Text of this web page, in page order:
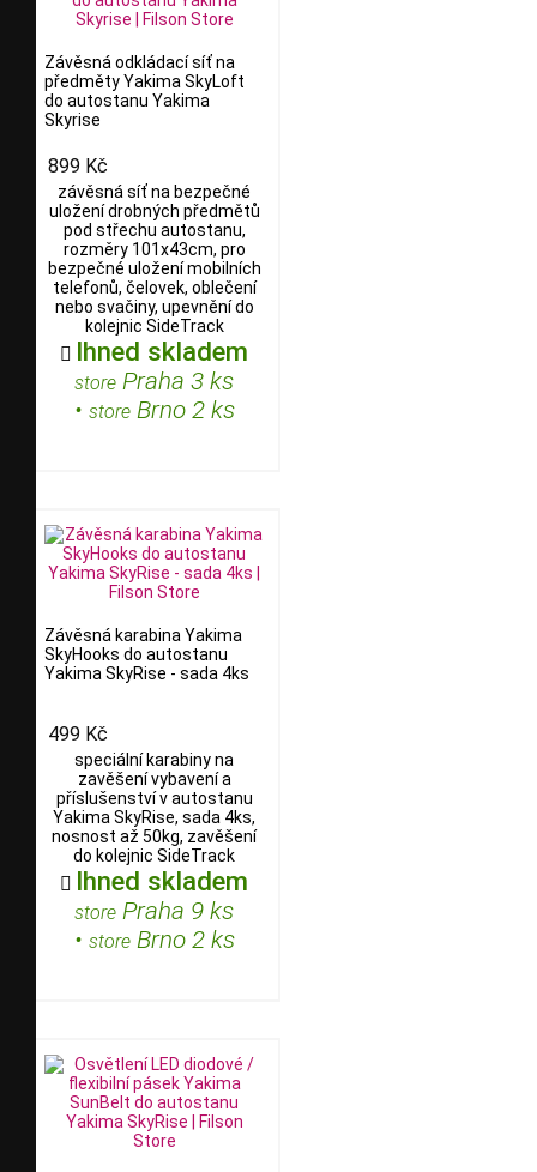
Závěsná odkládací síť na
předměty Yakima SkyLoft
do autostanu Yakima
Skyrise
899 Kč
závěsná síť na bezpečné
uložení drobných předmětů
pod střechu autostanu,
rozměry 101x43cm, pro
bezpečné uložení mobilních
telefonů, čelovek, oblečení
nebo svačiny, upevnění do
kolejnic SideTrack
 Ihned skladem
store Praha 3 ks
• storeBrno 2 ks
Závěsná karabina Yakima
SkyHooks do autostanu
Yakima SkyRise - sada 4ks
499 Kč
speciální karabiny na
zavěšení vybavení a
příslušenství v autostanu
Yakima SkyRise, sada 4ks,
nosnost až 50kg, zavěšení
do kolejnic SideTrack
 Ihned skladem
store Praha 9 ks
• storeBrno 2 ks